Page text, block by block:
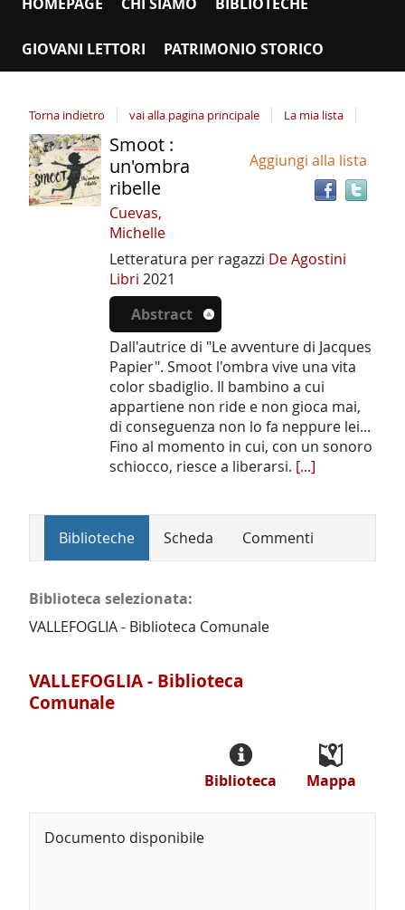
GIOVANI LETTORI PATRIMONIO STORICO
Torna indietro vai alla pagina principale La mia lista
Dettaglio
del
documento
Aggiungi alla lista
Smoot :
un'ombra
ribelle
Cuevas,
Michelle
Letteratura per ragazzi De Agostini
Libri 2021
Abstract
Dall'autrice di "Le avventure di Jacques
Papier". Smoot l'ombra vive una vita
color sbadiglio. Il bambino a cui
appartiene non ride e non gioca mai,
di conseguenza non lo fa neppure lei...
Fino al momento in cui, con un sonoro
schiocco, riesce a liberarsi. [...]
Biblioteche Scheda Commenti
Biblioteca selezionata:
VALLEFOGLIA - Biblioteca Comunale
VALLEFOGLIA - Biblioteca
Comunale
Mappa
Biblioteca
Documento disponibile